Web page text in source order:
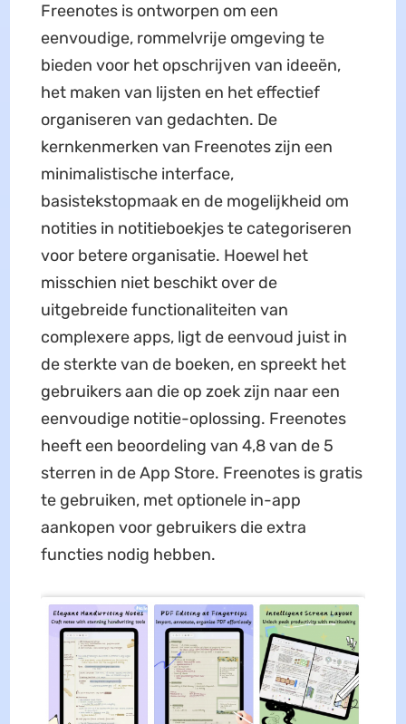
Freenotes is ontworpen om een
eenvoudige, rommelvrije omgeving te
bieden voor het opschrijven van ideeën,
het maken van lijsten en het effectief
organiseren van gedachten. De
kernkenmerken van Freenotes zijn een
minimalistische interface,
basistekstopmaak en de mogelijkheid om
notities in notitieboekjes te categoriseren
voor betere organisatie. Hoewel het
misschien niet beschikt over de
uitgebreide functionaliteiten van
complexere apps, ligt de eenvoud juist in
de sterkte van de boeken, en spreekt het
gebruikers aan die op zoek zijn naar een
eenvoudige notitie-oplossing. Freenotes
heeft een beoordeling van 4,8 van de 5
sterren in de App Store. Freenotes is gratis
te gebruiken, met optionele in-app
aankopen voor gebruikers die extra
functies nodig hebben.